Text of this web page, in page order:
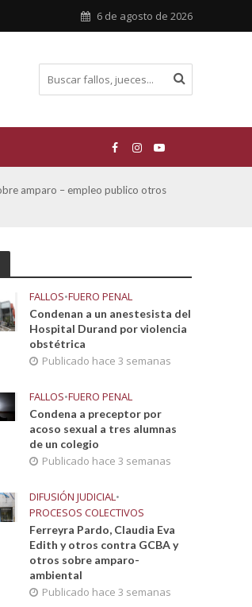
6 de agosto de 2026
amparo – empleo publico otros
FALLOS•FUERO PENAL
Condenan a un anestesista del
Hospital Durand por violencia
obstétrica
Publicado hace 3 semanas
FALLOS•FUERO PENAL
Condena a preceptor por
acoso sexual a tres alumnas
de un colegio
Publicado hace 3 semanas
DIFUSIÓN JUDICIAL•
PROCESOS COLECTIVOS
Ferreyra Pardo, Claudia Eva
Edith y otros contra GCBA y
otros sobre amparo-
ambiental
Publicado hace 3 semanas